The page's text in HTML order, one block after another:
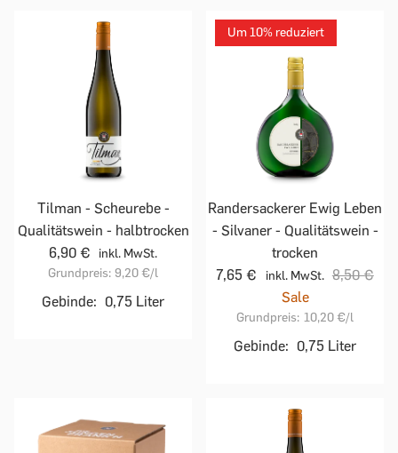
Tilman - Scheurebe -
Qualitätswein - halbtrocken
6,90 €
inkl. MwSt.
Grundpreis: 9,20 €/l
Gebinde: 0,75 Liter
Um 10% reduziert
Randersackerer Ewig Leben
- Silvaner - Qualitätswein -
trocken
7,65 €
inkl. MwSt. 8,50 €
Sale
Grundpreis: 10,20 €/l
Gebinde: 0,75 Liter